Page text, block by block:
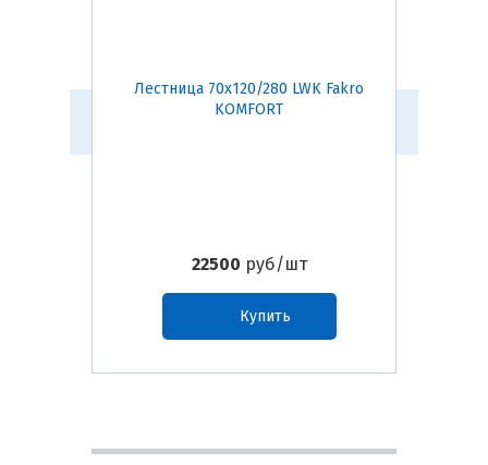
Лестница 70x120/280 LWK Fakro
KOMFORT
22500 руб/шт
Купить